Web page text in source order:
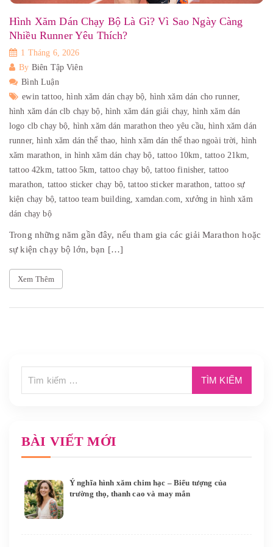
Hình Xăm Dán Chạy Bộ Là Gì? Vì Sao Ngày Càng
Nhiều Runner Yêu Thích?
1 Tháng 6, 2026
By Biên Tập Viên
Bình Luận
ewin tattoo,hình xăm dán chạy bộ, hình xăm dán cho runner,
hình xăm dán clb chạy bộ, hình xăm dán giải chạy, hình xăm dán
logo clb chạy bộ, hình xăm dán marathon theo yêu cầu,hình xăm dán
runner,hình xăm dán thể thao, hình xăm dán thể thao ngoài trời, hình
xăm marathon,in hình xăm dán chạy bộ, tattoo 10km, tattoo 21km,
tattoo 42km, tattoo 5km, tattoo chạy bộ,tattoo finisher, tattoo
marathon, tattoo sticker chạy bộ,tattoo sticker marathon, tattoo sự
kiện chạy bộ,tattoo team building,xamdan.com,xưởng in hình xăm
dán chạy bộ
Trong những năm gần đây, nếu tham gia các giải Marathon hoặc
sự kiện chạy bộ lớn, bạn […]
Xem Thêm
BÀI VIẾT MỚI
Ý nghĩa hình xăm chim hạc – Biểu tượng của
trường thọ, thanh cao và may mắn